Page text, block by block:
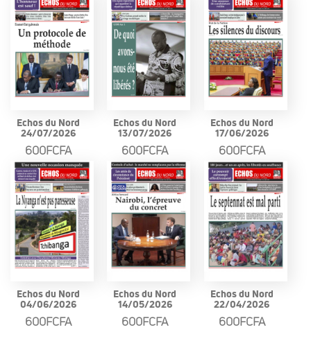
Echos du Nord
24/07/2026
600FCFA
Echos du Nord
13/07/2026
600FCFA
Echos du Nord
17/06/2026
600FCFA
Echos du Nord
04/06/2026
600FCFA
Echos du Nord
14/05/2026
600FCFA
Echos du Nord
22/04/2026
600FCFA